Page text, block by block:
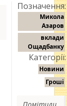
Позначення:
Микола
Азаров
вклади
Ощадбанку
Категорії:
Новини
Гроші